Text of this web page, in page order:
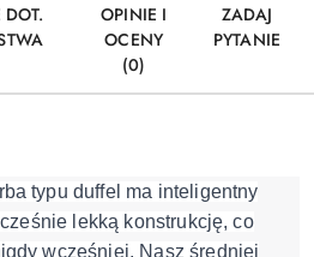
OPINIE I
OCENY
(0)
ZADAJ
PYTANIE
typu duffel ma inteligentny
lekką konstrukcję, co
wcześniej. Nasz średniej